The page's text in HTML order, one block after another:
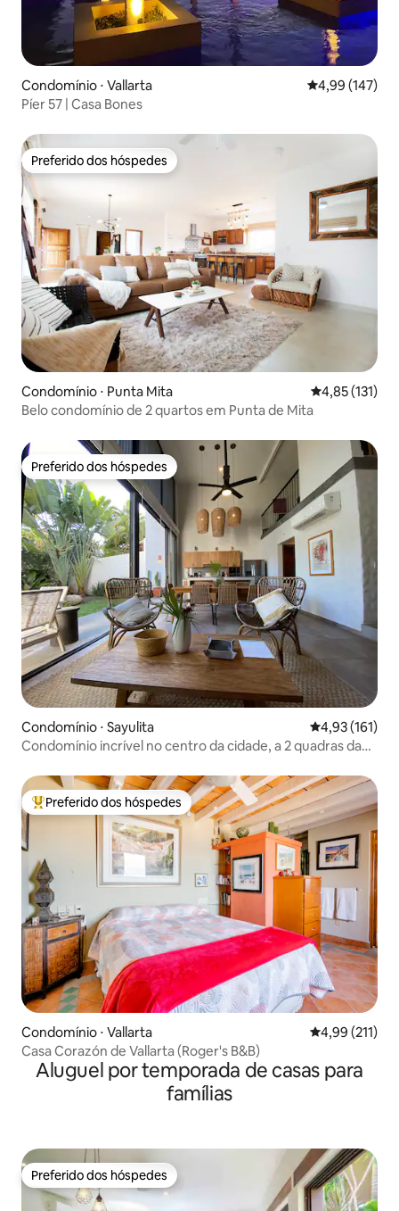
Condomínio ⋅ Vallarta 4,99 de uma
4,99 (147)
Píer 57 | Casa Bones
Preferido dos hóspedes
Preferido dos hóspedes
Condomínio ⋅ Punta Mita 4,85 de uma
4,85 (131)
Belo condomínio de 2 quartos em Punta de Mita
Preferido dos hóspedes
Preferido dos hóspedes
Condomínio ⋅ Sayulita 4,93 de uma
4,93 (161)
Condomínio incrível no centro da cidade, a 2 quadras da
Entre os melhores preferidos dos hóspedes
Preferido dos hóspedes
Condomínio ⋅ Vallarta 4,99 de uma
4,99 (211)
Casa Corazón de Vallarta (Roger's B&B)
Aluguel por temporada de casas para
famílias
Preferido dos hóspedes
Preferido dos hóspedes